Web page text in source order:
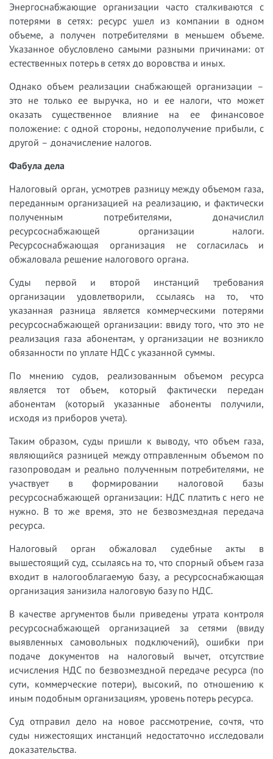
Энергоснабжающие организации часто сталкиваются с
потерями в сетях: ресурс ушел из компании в одном
объеме, а получен потребителями в меньшем объеме.
Указанное обусловлено самыми разными причинами: от
естественных потерь в сетях до воровства и иных.
Однако объем реализации снабжающей организации –
это не только ее выручка, но и ее налоги, что может
оказать существенное влияние на ее финансовое
положение: с одной стороны, недополучение прибыли, с
другой – доначисление налогов.
Фабула дела
Налоговый орган, усмотрев разницу между объемом газа,
переданным организацией на реализацию, и фактически
полученным потребителями, доначислил
ресурсоснабжающей организации налоги.
Ресурсоснабжающая организация не согласилась и
обжаловала решение налогового органа.
Суды первой и второй инстанций требования
организации удовлетворили, ссылаясь на то, что
указанная разница является коммерческими потерями
ресурсоснабжающей организации: ввиду того, что это не
реализация газа абонентам, у организации не возникло
обязанности по уплате НДС с указанной суммы.
По мнению судов, реализованным объемом ресурса
является тот объем, который фактически передан
абонентам (который указанные абоненты получили,
исходя из приборов учета).
Таким образом, суды пришли к выводу, что объем газа,
являющийся разницей между отправленным объемом по
газопроводам и реально полученным потребителями, не
участвует в формировании налоговой базы
ресурсоснабжающей организации: НДС платить с него не
нужно. В то же время, это не безвозмездная передача
ресурса.
Налоговый орган обжаловал судебные акты в
вышестоящий суд, ссылаясь на то, что спорный объем газа
входит в налогооблагаемую базу, а ресурсоснабжающая
организация занизила налоговую базу по НДС.
В качестве аргументов были приведены утрата контроля
ресурсоснабжающей организацией за сетями (ввиду
выявленных самовольных подключений), ошибки при
подаче документов на налоговый вычет, отсутствие
исчисления НДС по безвозмездной передаче ресурса (по
сути, коммерческие потери), высокий, по отношению к
иным подобным организациям, уровень потерь ресурса.
Суд отправил дело на новое рассмотрение, сочтя, что
суды нижестоящих инстанций недостаточно исследовали
доказательства.